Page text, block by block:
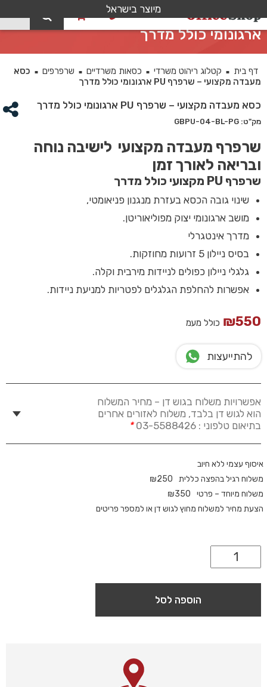
מיוצר בישראל
כסא מעבדה מקצועי – שרפרף PU
ארגונומי כולל מדרך
דף בית ■ קטלוג ריהוט משרדי ■ כסאות משרדיים ■ שרפרפים ■
כסא
מעבדה מקצועי – שרפרף PU ארגונומי כולל מדרך
כסא מעבדה מקצועי – שרפרף PU ארגונומי כולל מדרך
מק"ט: GBPU-04-BL-PG
שרפרף מעבדה מקצועי לישיבה נוחה
ובריאה לאורך זמן
שרפרף PU מקצועי כולל מדרך
שינוי גובה הכסא בעזרת מנגנון פניאומטי,
מושב ארגונומי יצוק מפוליאוריטן.
מדרך אינטגרלי
בסיס ניילון 5 זרועות מחוזקות.
גלגלי ניילון כפולים לניידות מירבית וקלה.
אפשרות להחלפת הגלגלים לפטריות למניעת ניידות.
₪550 כולל מעמ
להתייעצות
אפשרויות משלוח בגוש דן – מחיר המשלוח
הוא לגוש דן בלבד, משלוח לאזורים אחרים
בתיאום טלפוני : 03-5588426
*
איסוף עצמי ללא חיוב
משלוח רגיל בהפצה כללית
₪250
משלוח מיוחד – פרטי
₪350
הצעת מחיר למשלוח מחוץ לגוש דן או למספר פריטים
הוספה לסל